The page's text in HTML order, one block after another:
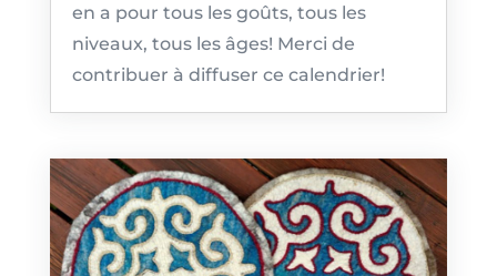
en a pour tous les goûts, tous les
niveaux, tous les âges! Merci de
contribuer à diffuser ce calendrier!